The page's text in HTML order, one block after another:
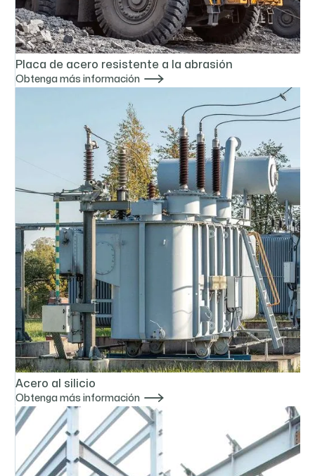
Placa de acero resistente a la abrasión
Obtenga más información 
Acero al silicio
Obtenga más información 